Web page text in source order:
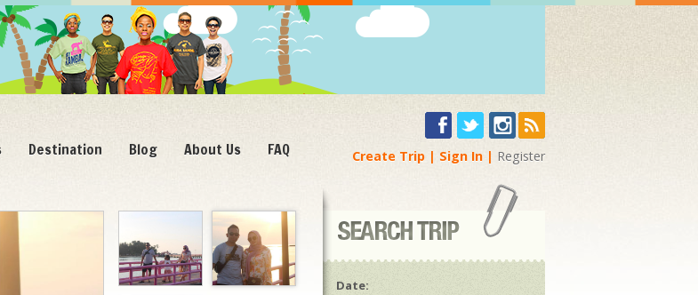
Destination Blog About Us FAQ Create Trip Sign In Register
Date: